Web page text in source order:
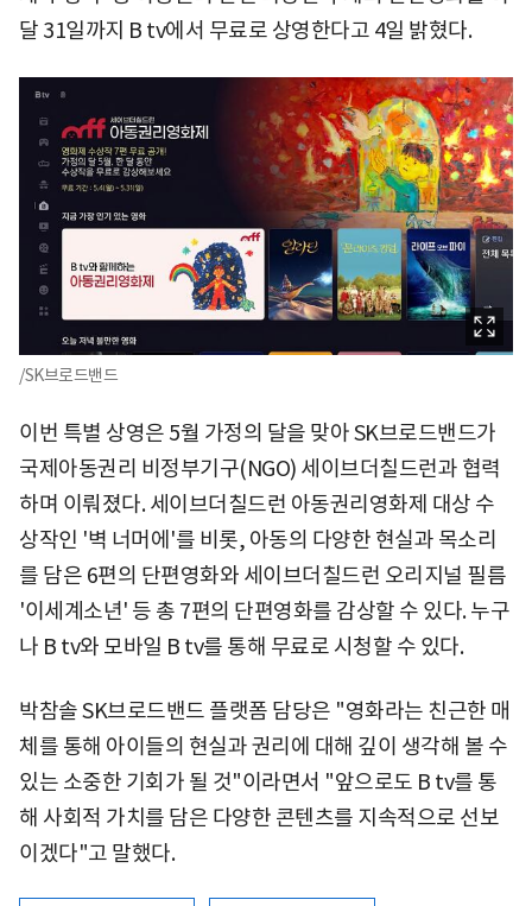
달 31일까지 B tv에서 무료로 상영한다고 4일 밝혔다.
/SK브로드밴드
이번 특별 상영은 5월 가정의 달을 맞아 SK브로드밴드가
국제아동권리 비정부기구(NGO) 세이브더칠드런과 협력
하며 이뤄졌다. 세이브더칠드런 아동권리영화제 대상 수
상작인 '벽 너머에'를 비롯, 아동의 다양한 현실과 목소리
를 담은 6편의 단편영화와 세이브더칠드런 오리지널 필름
'이세계소년' 등 총 7편의 단편영화를 감상할 수 있다. 누구
나 B tv와 모바일 B tv를 통해 무료로 시청할 수 있다.
박참솔 SK브로드밴드 플랫폼 담당은 "영화라는 친근한 매
체를 통해 아이들의 현실과 권리에 대해 깊이 생각해 볼 수
있는 소중한 기회가 될 것"이라면서 "앞으로도 B tv를 통
해 사회적 가치를 담은 다양한 콘텐츠를 지속적으로 선보
이겠다"고 말했다.